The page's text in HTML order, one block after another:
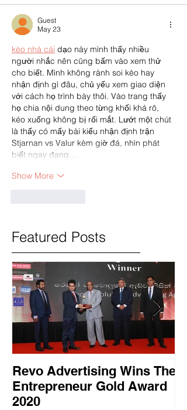
Guest
May 23
kèo nhà cái dạo này mình thấy nhiều
người nhắc nên cũng bấm vào xem thử
cho biết. Mình không rành soi kèo hay
nhận định gì đâu, chủ yếu xem giao diện
với cách họ trình bày thôi. Vào trang thấy
họ chia nội dung theo từng khối khá rõ,
kéo xuống không bị rối mắt. Lướt một chút
là thấy có mấy bài kiểu nhận định trận
Stjarnan vs Valur kèm giờ đá, nhìn phát
biết ngay đang…
Show More
Featured Posts
Revo Advertising Wins The
Entrepreneur Gold Award
2020